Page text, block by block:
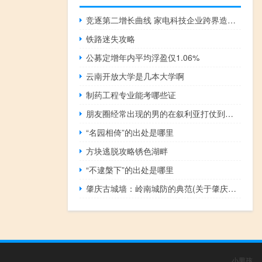
竞逐第二增长曲线 家电科技企业跨界造车资本局中局 到底什么情况嘞
铁路迷失攻略
公募定增年内平均浮盈仅1.06%
云南开放大学是几本大学啊
制药工程专业能考哪些证
朋友圈经常出现的男的在叙利亚打仗到底是什么梗啊什么梗
“名园相倚”的出处是哪里
方块逃脱攻略锈色湖畔
“不逮槃下”的出处是哪里
肇庆古城墙：岭南城防的典范(关于肇庆古城墙：岭南城防的典范简述)
小男孩